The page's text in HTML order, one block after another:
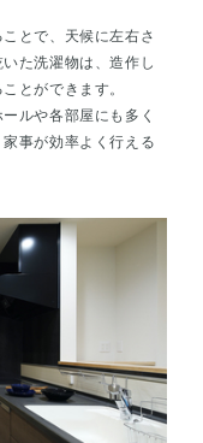
とで、天候に左右さ
た洗濯物は、造作し
とができます。
ルや各部屋にも多く
事が効率よく行える